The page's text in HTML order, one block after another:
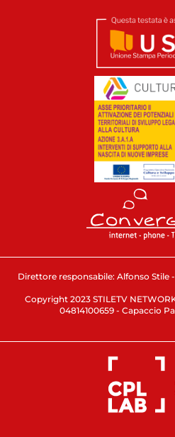
Direttore responsabile: Alfonso Stile
Copyright 2023 STILETV
04814100659 - Capaccio